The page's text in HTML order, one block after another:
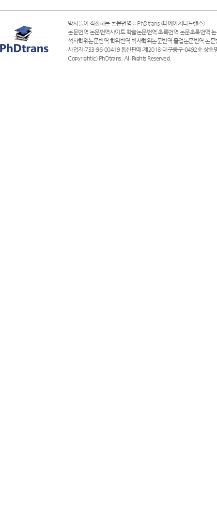
박사들이 직접하는 논문번역 :: PhDtrans (피에이치디트랜스)
논문번역 논문번역사이트 학술논문번역 초록번역 논문초록번역
석사학위논문번역 학위번역 박사학위논문번역 졸업논문번역 논
사업자:733-96-00419 통신판매:제2018-대구중구-0492호 상호
Copyright(c) PhDtrans. All Rights Reserved.